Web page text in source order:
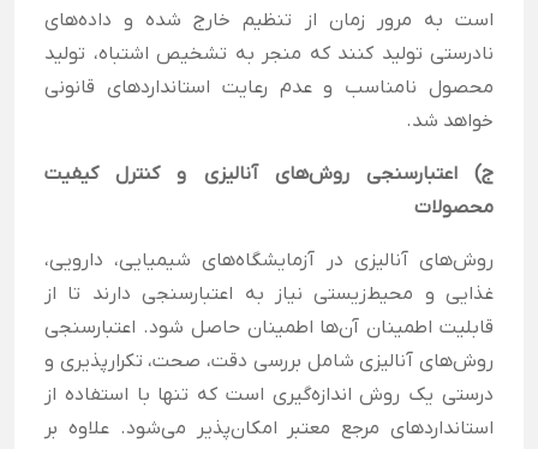
است به مرور زمان از تنظیم خارج شده و داده‌های
نادرستی تولید کنند که منجر به تشخیص اشتباه، تولید
محصول نامناسب و عدم رعایت استانداردهای قانونی
خواهد شد.
ج) اعتبارسنجی روش‌های آنالیزی و کنترل کیفیت
محصولات
روش‌های آنالیزی در آزمایشگاه‌های شیمیایی، دارویی،
غذایی و محیط‌زیستی نیاز به اعتبارسنجی دارند تا از
قابلیت اطمینان آن‌ها اطمینان حاصل شود. اعتبارسنجی
روش‌های آنالیزی شامل بررسی دقت، صحت، تکرارپذیری و
درستی یک روش اندازه‌گیری است که تنها با استفاده از
استانداردهای مرجع معتبر امکان‌پذیر می‌شود. علاوه بر